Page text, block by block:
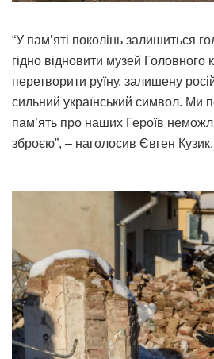
“У пам’яті поколінь залишиться
гідно відновити музей
перетворити руїну, залишену
сильний український символ. Ми
пам’ять про наших Героїв
зброєю”, – наголосив Євген Кузик.